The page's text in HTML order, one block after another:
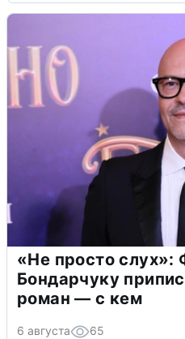
«Не просто слух»:
Бондарчуку
роман — с кем
6 августа 65